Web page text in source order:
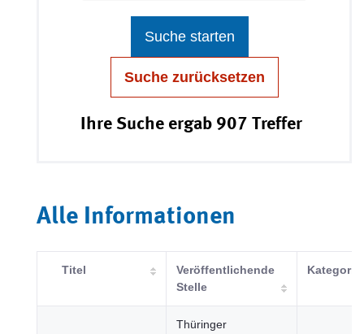
Suche starten
Suche zurücksetzen
Ihre Suche ergab 907 Treffer
Alle Informationen
Titel
Veröffentlichende
Stelle
Kategorie
Thüringer